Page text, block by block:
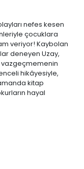
nefes kesen
çocuklara
veriyor! Kaybolan
deneyen Uzay,
vazgeçmemenin
hikâyesiyle,
kitap
hayal